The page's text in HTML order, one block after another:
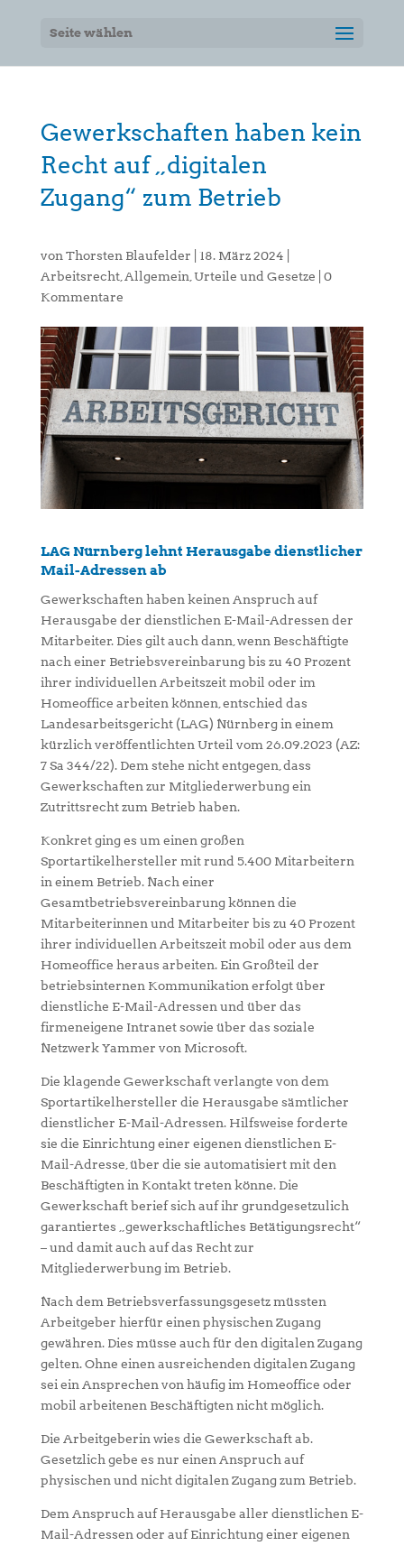
Seite wählen
Gewerkschaften haben kein
Recht auf „digitalen
Zugang“ zum Betrieb
von Thorsten Blaufelder 18. März 2024
Arbeitsrecht, Allgemein Urteile und Gesetze
0
Kommentare
LAG Nürnberg lehnt Herausgabe dienstlicher
Mail-Adressen ab
Gewerkschaften haben keinen Anspruch auf
Herausgabe der dienstlichen E-Mail-Adressen der
Mitarbeiter. Dies gilt auch dann, wenn Beschäftigte
nach einer Betriebsvereinbarung bis zu 40 Prozent
ihrer individuellen Arbeitszeit mobil oder im
Homeoffice arbeiten können, entschied das
Landesarbeitsgericht (LAG) Nürnberg in einem
kürzlich veröffentlichten Urteil vom 26.09.2023 (AZ:
7 Sa 344/22). Dem stehe nicht entgegen, dass
Gewerkschaften zur Mitgliederwerbung ein
Zutrittsrecht zum Betrieb haben.
Konkret ging es um einen großen
Sportartikelhersteller mit rund 5.400 Mitarbeitern
in einem Betrieb. Nach einer
Gesamtbetriebsvereinbarung können die
Mitarbeiterinnen und Mitarbeiter bis zu 40 Prozent
ihrer individuellen Arbeitszeit mobil oder aus dem
Homeoffice heraus arbeiten. Ein Großteil der
betriebsinternen Kommunikation erfolgt über
dienstliche E-Mail-Adressen und über das
firmeneigene Intranet sowie über das soziale
Netzwerk Yammer von Microsoft.
Die klagende Gewerkschaft verlangte von dem
Sportartikelhersteller die Herausgabe sämtlicher
dienstlicher E-Mail-Adressen. Hilfsweise forderte
sie die Einrichtung einer eigenen dienstlichen E-
Mail-Adresse, über die sie automatisiert mit den
Beschäftigten in Kontakt treten könne. Die
Gewerkschaft berief sich auf ihr grundgesetzulich
garantiertes „gewerkschaftliches Betätigungsrecht“
– und damit auch auf das Recht zur
Mitgliederwerbung im Betrieb.
Nach dem Betriebsverfassungsgesetz müssten
Arbeitgeber hierfür einen physischen Zugang
gewähren. Dies müsse auch für den digitalen Zugang
gelten. Ohne einen ausreichenden digitalen Zugang
sei ein Ansprechen von häufig im Homeoffice oder
mobil arbeitenen Beschäftigten nicht möglich.
Die Arbeitgeberin wies die Gewerkschaft ab.
Gesetzlich gebe es nur einen Anspruch auf
physischen und nicht digitalen Zugang zum Betrieb.
Dem Anspruch auf Herausgabe aller dienstlichen E-
Mail-Adressen oder auf Einrichtung einer eigenen